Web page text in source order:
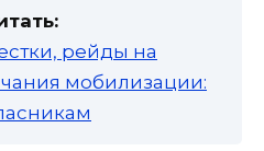
рейды на
мобилизации: